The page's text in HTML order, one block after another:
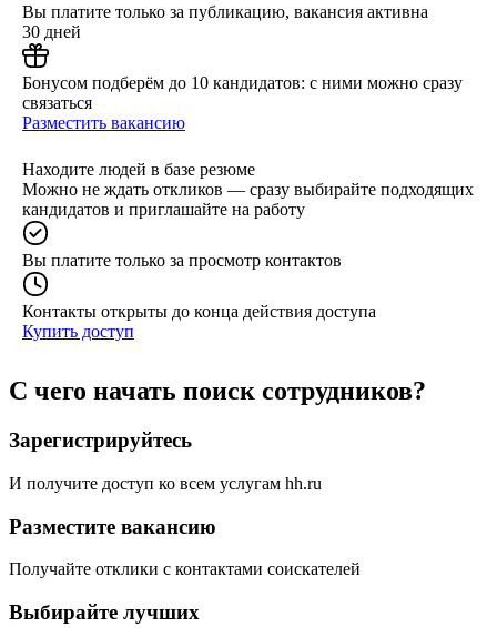
Вы платите только за публикацию, вакансия активна
30 дней
Бонусом подберём до 10 кандидатов: с ними можно сразу
связаться
Разместить вакансию
Находите людей в базе резюме
Можно не ждать откликов — сразу выбирайте подходящих
кандидатов и приглашайте на работу
Вы платите только за просмотр контактов
Контакты открыты до конца действия доступа
Купить доступ
С чего начать поиск сотрудников?
Зарегистрируйтесь
И получите доступ ко всем услугам hh.ru
Разместите вакансию
Получайте отклики с контактами соискателей
Выбирайте лучших